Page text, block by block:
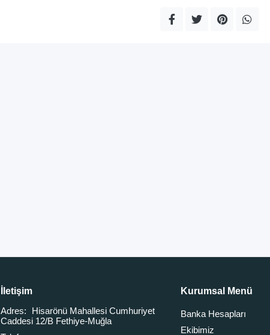
İletişim
Adres:
Hisarönü Mahallesi Cumhuriyet
Caddesi 12/B Fethiye-Muğla
Kurumsal Menü
Banka Hesapları
Ekibimiz